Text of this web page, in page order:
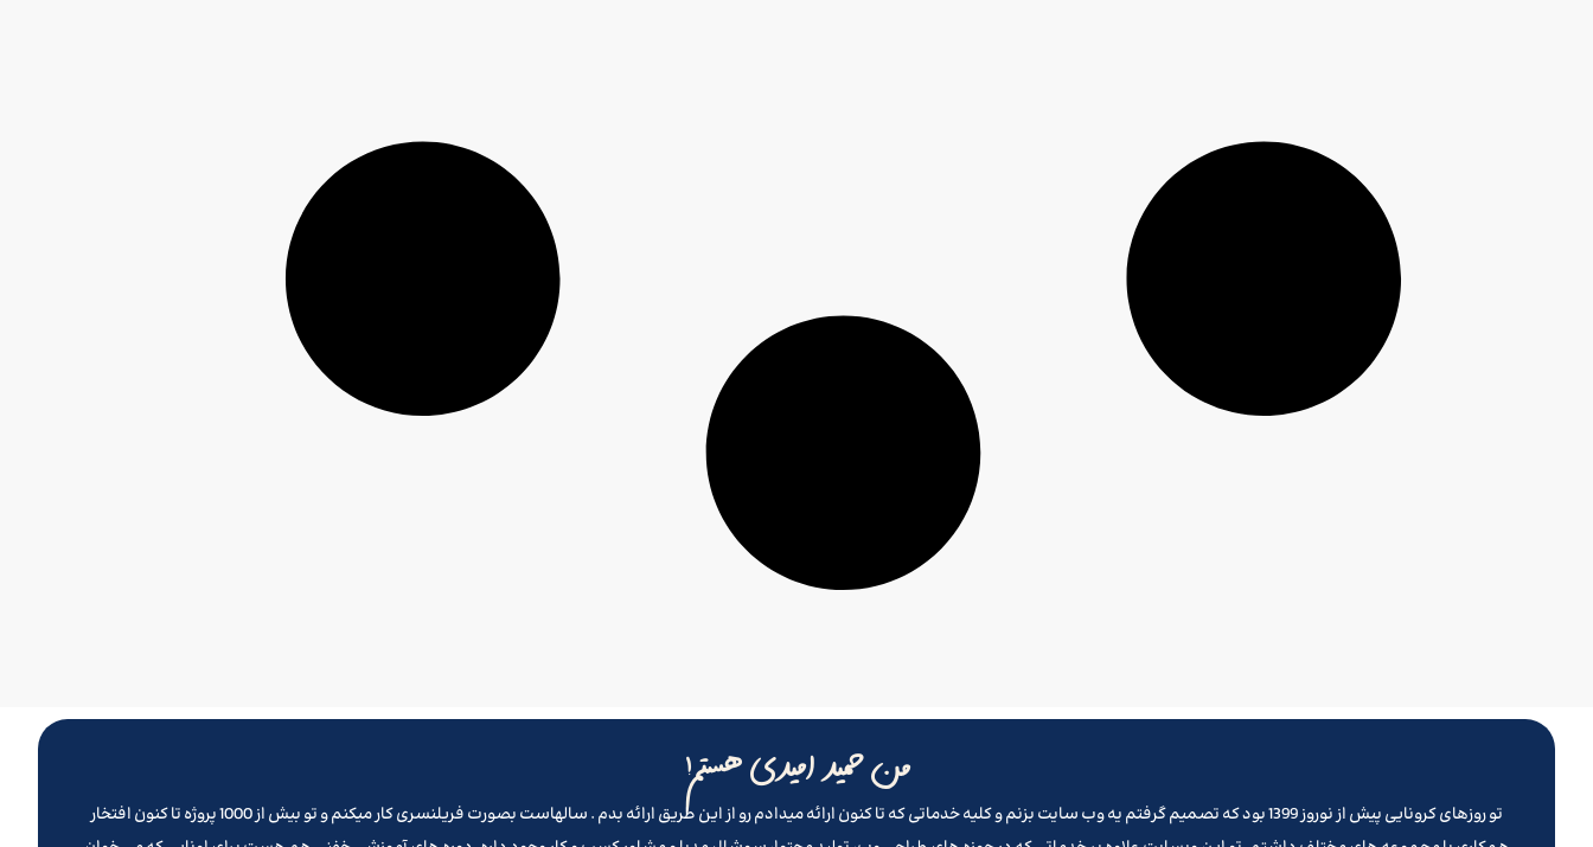
من حمید امیدی هستم!
تو روزهای کرونایی پیش از نوروز 1399 بود که تصمیم گرفتم یه وب سایت بزنم و کلیه خدماتی که تا کنون ارائه میدادم رو از این طریق ارائه بدم . سالهاست بصورت فریلنسری کار میکنم و تو بیش از 1000 پروژه تا کنون افتخار